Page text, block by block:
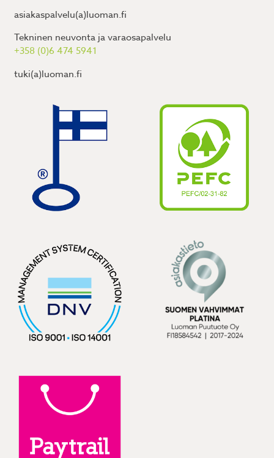
asiakaspalvelu(a)luoman.fi
Tekninen neuvonta ja varaosapalvelu
+358 (0)6 474 5941
tuki(a)luoman.fi